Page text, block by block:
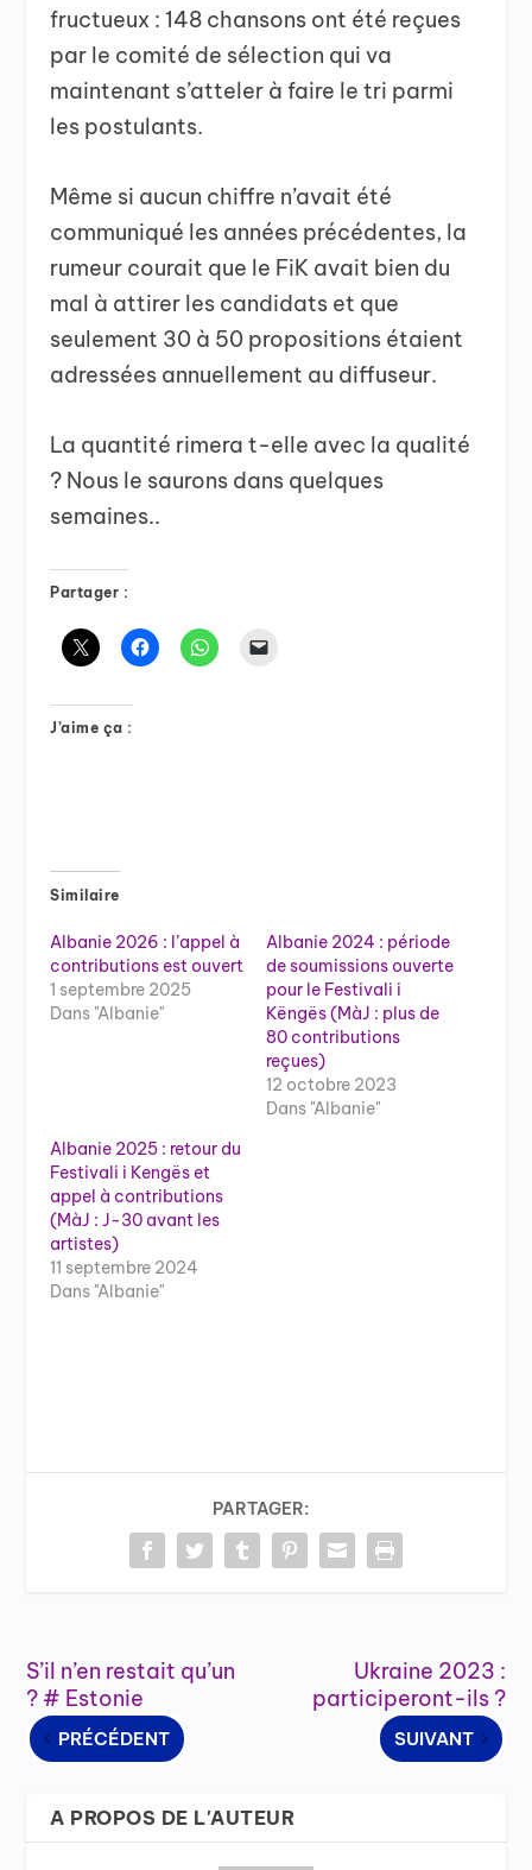
fructueux : 148 chansons ont été reçues
par le comité de sélection qui va
maintenant s’atteler à faire le tri parmi
les postulants.
Même si aucun chiffre n’avait été
communiqué les années précédentes, la
rumeur courait que le FiK avait bien du
mal à attirer les candidats et que
seulement 30 à 50 propositions étaient
adressées annuellement au diffuseur.
La quantité rimera t-elle avec la qualité
? Nous le saurons dans quelques
semaines..
Partager :
J’aime ça :
Similaire
Albanie 2026 : l’appel à
contributions est ouvert
1 septembre 2025
Dans "Albanie"
Albanie 2024 : période
de soumissions ouverte
pour le Festivali i
Këngës (MàJ : plus de
80 contributions
reçues)
12 octobre 2023
Dans "Albanie"
Albanie 2025 : retour du
Festivali i Kengës et
appel à contributions
(MàJ : J-30 avant les
artistes)
11 septembre 2024
Dans "Albanie"
PARTAGER:
S’il n’en restait qu’un
? # Estonie
PRÉCÉDENT
Ukraine 2023 :
participeront-ils ?
SUIVANT
A PROPOS DE L'AUTEUR